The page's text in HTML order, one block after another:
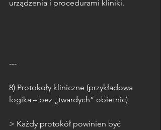
urządzenia i procedurami kliniki.
---
8) Protokoły kliniczne (przykładowa
logika – bez „twardych” obietnic)
> Każdy protokół powinien być